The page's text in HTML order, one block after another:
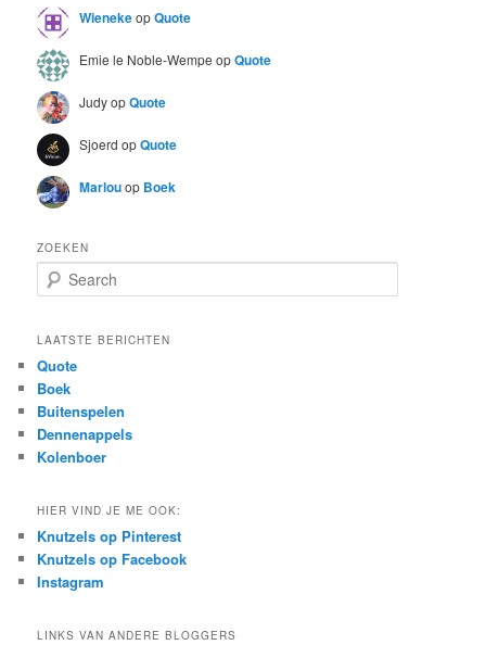
WienekeopQuote
Emie le Noble-Wempe opQuote
JudyopQuote
Sjoerd opQuote
Marlouop Boek
ZOEKEN
e
r
h
LAATSTE BERICHTEN
Quote
Boek
Buitenspelen
Dennenappels
Kolenboer
HIER VIND JE ME OOK:
Knutzels op Pinterest
Knutzels op Facebook
Instagram
LINKS VAN ANDERE BLOGGERS